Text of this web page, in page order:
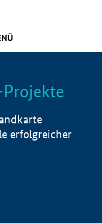
Info
erfolgreicher